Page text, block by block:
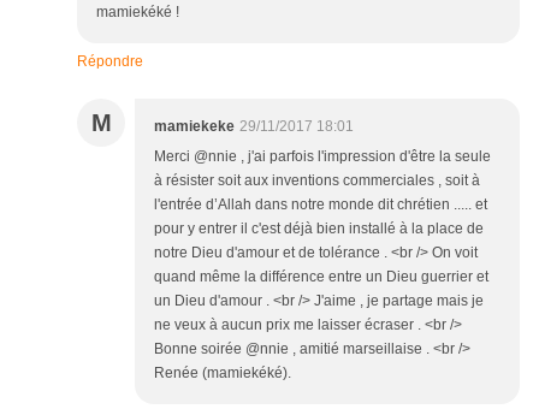
mamiekéké !
Répondre
M mamiekeke 29/11/2017 18:01
Merci @nnie , j'ai parfois l'impression d'être la seule
à résister soit aux inventions commerciales , soit à
l'entrée d’Allah dans notre monde dit chrétien ..... et
pour y entrer il c'est déjà bien installé à la place de
notre Dieu d'amour et de tolérance . <br /> On voit
quand même la différence entre un Dieu guerrier et
un Dieu d'amour . <br /> J'aime , je partage mais je
ne veux à aucun prix me laisser écraser . <br />
Bonne soirée @nnie , amitié marseillaise . <br />
Renée (mamiekéké).